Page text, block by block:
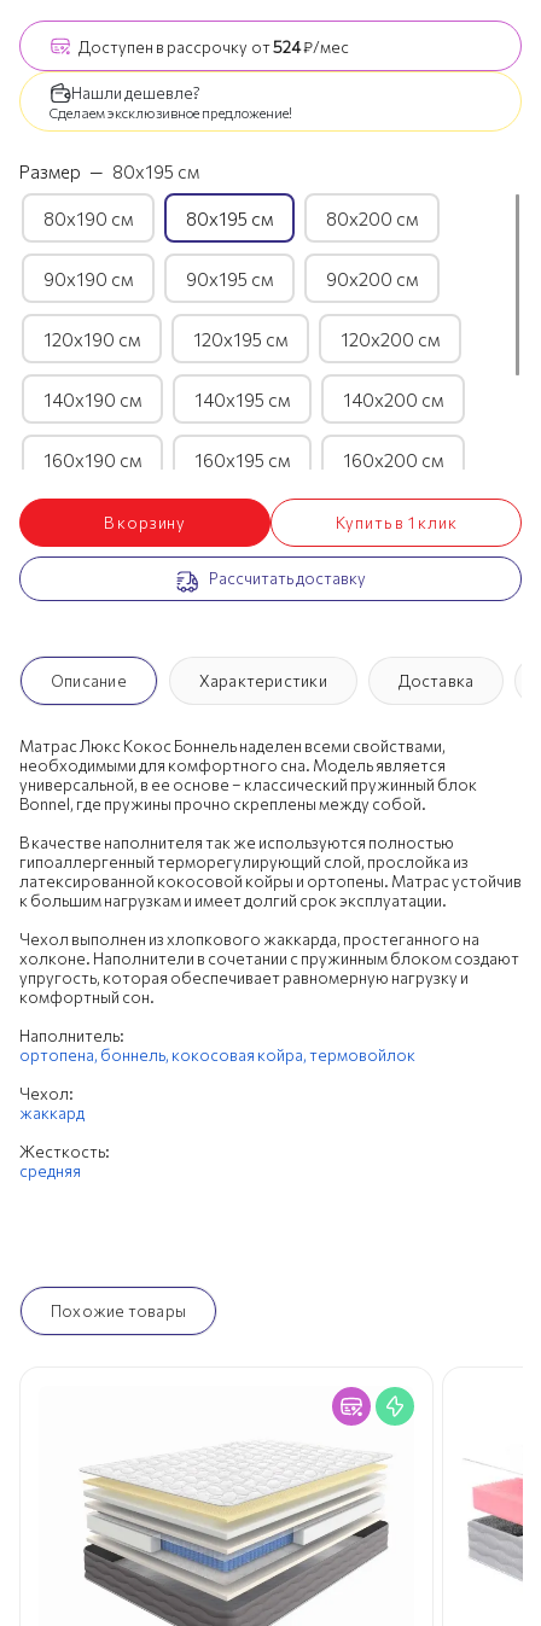
Доступен в рассрочку от524₽/мес
Нашли дешевле?
Сделаем эксклюзивное предложение!
Размер — 80х195 см
80х190 см 80х195 см 80х200 см
90х190 см 90х195 см 90х200 см
120х190 см 120х195 см 120х200 см
140х190 см 140х195 см 140х200 см
160х190 см 160х195 см 160х200 см
180х190 см 180х195 см 180х200 см
200х195 см 200х200 см
В корзину Купить в 1 клик
Рассчитать доставку
Описание Характеристики Доставка
Матрас Люкс Кокос Боннель наделен всеми свойствами,
необходимыми для комфортного сна. Модель является
универсальной, в ее основе – классический пружинный блок
Bonnel, где пружины прочно скреплены между собой.
В качестве наполнителя так же используются полностью
гипоаллергенный терморегулирующий слой, прослойка из
латексированной кокосовой койры и ортопены. Матрас устойчив
к большим нагрузкам и имеет долгий срок эксплуатации.
Чехол выполнен из хлопкового жаккарда, простеганного на
холконе. Наполнители в сочетании с пружинным блоком создают
упругость, которая обеспечивает равномерную нагрузку и
комфортный сон.
Наполнитель:
ортопена, боннель, кокосовая койра,термовойлок
Чехол:
жаккард
Жесткость:
средняя
Похожие товары